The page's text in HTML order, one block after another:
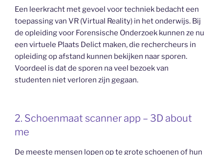
Een leerkracht met gevoel voor techniek bedacht een
toepassing van VR (Virtual Reality) in het onderwijs. Bij
de opleiding voor Forensische Onderzoek kunnen ze nu
een virtuele Plaats Delict maken, die rechercheurs in
opleiding op afstand kunnen bekijken naar sporen.
Voordeel is dat de sporen na veel bezoek van
studenten niet verloren zijn gegaan.
2. Schoenmaat scanner app – 3D about
me
De meeste mensen lopen op te grote schoenen of hun